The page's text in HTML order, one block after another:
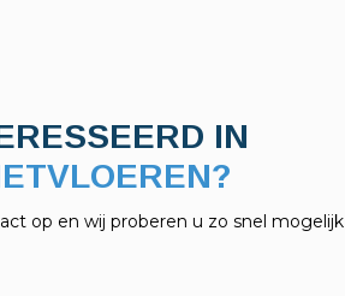
IN
op en wij proberen u zo snel mogelijk